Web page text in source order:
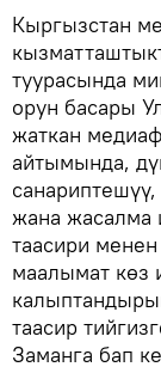
Кыргызстан
туурасында
орун басары
жаткан
айтымында,
жана жасалма
таасири
маалымат көз
таасир
Заманга бап